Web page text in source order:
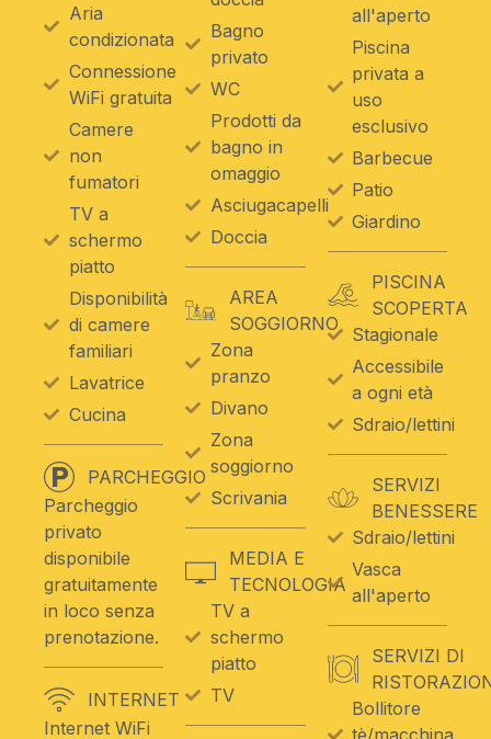
Aria
condizionata
Connessione
WiFi gratuita
Camere
non
fumatori
TV a
schermo
piatto
Disponibilità
di camere
familiari
Lavatrice
Cucina
PARCHEGGIO
Parcheggio
privato
disponibile
gratuitamente
in loco senza
prenotazione.
INTERNET
Internet WiFi
Bagno
privato
WC
Prodotti da
bagno in
omaggio
Asciugacapelli
Doccia
AREA
SOGGIORNO
Zona
pranzo
Divano
Zona
soggiorno
Scrivania
MEDIA E
TECNOLOGIA
TV a
schermo
piatto
TV
all'aperto
Piscina
privata a
uso
esclusivo
Barbecue
Patio
Giardino
PISCINA
SCOPERTA
Stagionale
Accessibile
a ogni età
Sdraio/lettini
SERVIZI
BENESSERE
Sdraio/lettini
Vasca
all'aperto
SERVIZI DI
Bollitore
tè/macchina